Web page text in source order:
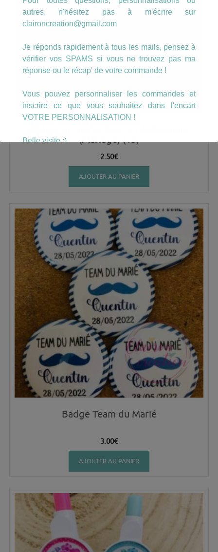
2.50€
AJOUTER AU PANIER
Badge Team du Marié
3.00€
AJOUTER AU PANIER
autres, n'hésitez pas à m'écrire sur
claironcreation@gmail.com
Je réponds rapidement à tous les mails, pensez à
vérifier vos SPAMS si vous ne trouvez pas ma
réponse ou le récap' de votre commande !
Vous pouvez personnaliser les commandes et
inscrire ce que vous souhaitez dans l'encart
VOTRE PERSONNALISATION !
Belle visite :)